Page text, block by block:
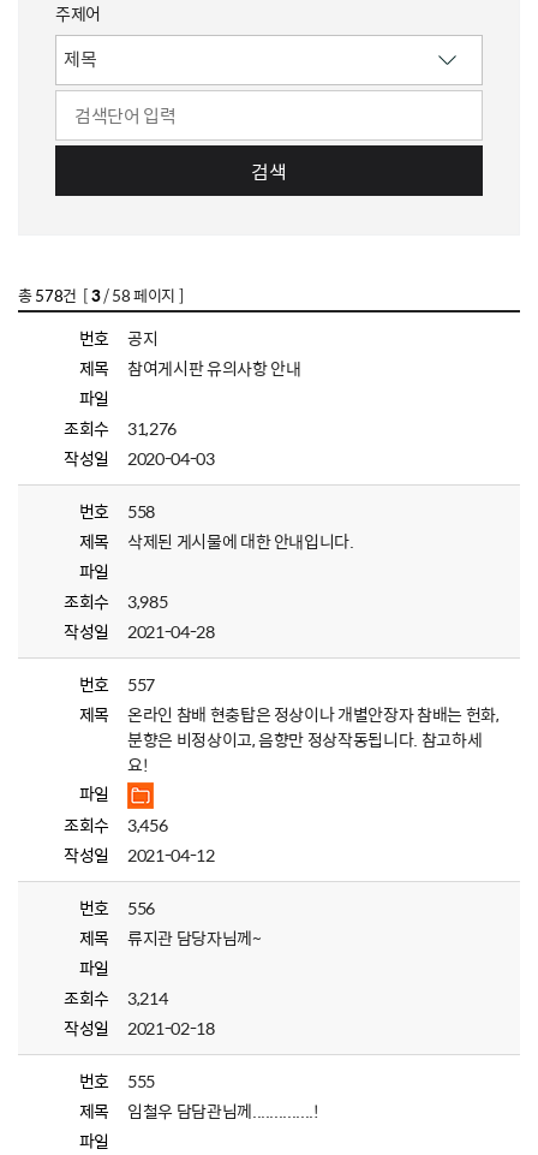
주제어
검색
총578건 [3/ 58 페이지 ]
번호
공지
제목
참여게시판 유의사항 안내
파일
조회수
31,276
작성일
2020-04-03
번호
558
제목
삭제된 게시물에 대한 안내입니다.
파일
조회수
3,985
작성일
2021-04-28
번호
557
제목
온라인 참배 현충탑은 정상이나 개별안장자 참배는 헌화,
분향은 비정상이고, 음향만 정상작동됩니다. 참고하세
요!
파일
조회수
3,456
작성일
2021-04-12
번호
556
제목
류지관 담당자님께~
파일
조회수
3,214
작성일
2021-02-18
번호
555
제목
임철우 담담관님께..............!
파일